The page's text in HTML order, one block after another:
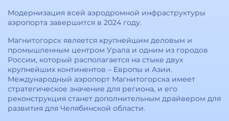
Модернизация всей аэродромной инфраструктуры
аэропорта завершится в 2024 году.
Магнитогорск является крупнейшим деловым и
промышленным центром Урала и одним из городов
России, который располагается на стыке двух
крупнейших континентов – Европы и Азии.
Международный аэропорт Магнитогорска имеет
стратегическое значение для региона, и его
реконструкция станет дополнительным драйвером для
развития для Челябинской области.